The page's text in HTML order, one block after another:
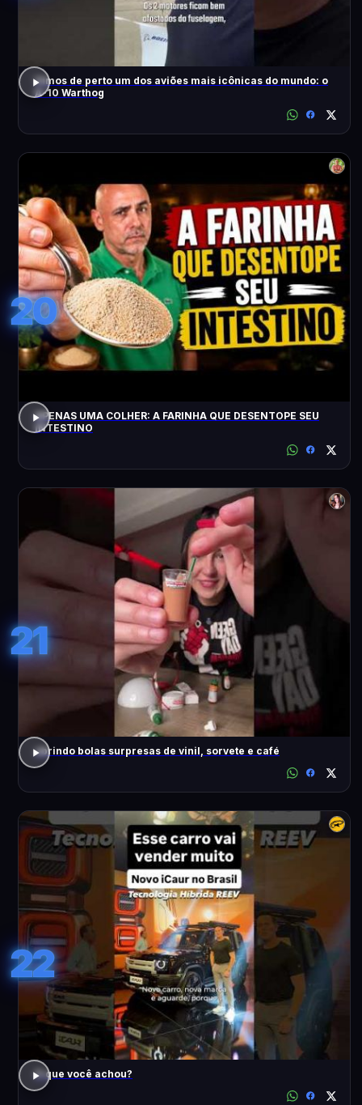
Vimos de perto um dos aviões mais icônicas do mundo: o
A-10 Warthog
20
APENAS UMA COLHER: A FARINHA QUE DESENTOPE SEU
INTESTINO
21
abrindo bolas surpresas de vinil, sorvete e café
22
O que você achou?